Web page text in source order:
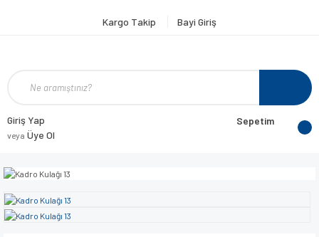
Kargo Takip Bayi Giriş
Giriş Yap
veya Üye Ol
Sepetim